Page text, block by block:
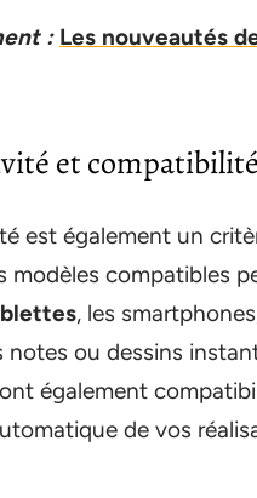
: Les nouveautés
et compatibilité
est également un
modèles compatibles
, les
notes ou dessins
également
de vos